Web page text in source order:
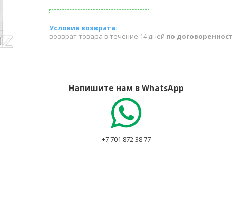
возврат товара в течение 14 дней по
Напишите нам в WhatsApp
+7 701 872 38 77